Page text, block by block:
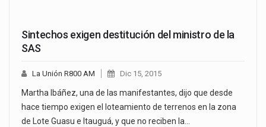
Sintechos exigen destitución del ministro de la
SAS
La Unión R800 AM Dic 15, 2015
Martha Ibáñez, una de las manifestantes, dijo que desde
hace tiempo exigen el loteamiento de terrenos en la zona
de Lote Guasu e Itauguá, y que no reciben la…